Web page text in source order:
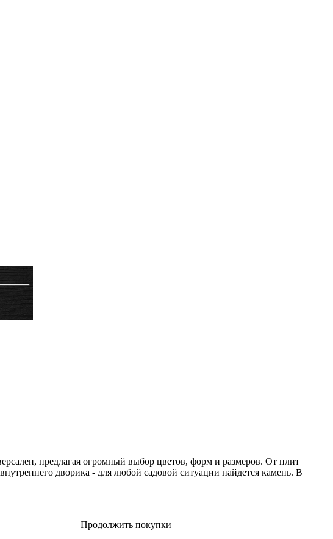
предлагая огромный выбор цветов, форм и размеров. От плит
дворика - для любой садовой ситуации найдется камень. В
Продолжить покупки